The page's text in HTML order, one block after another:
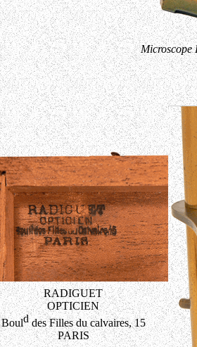
Microscope
RADIGUET
OPTICIEN
Boulddes Filles du calvaires, 15
PARIS